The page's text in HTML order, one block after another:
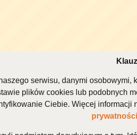
serwisu, danymi osobowymi,
plików cookies lub podobnych
Ciebie. Więcej
prywatności